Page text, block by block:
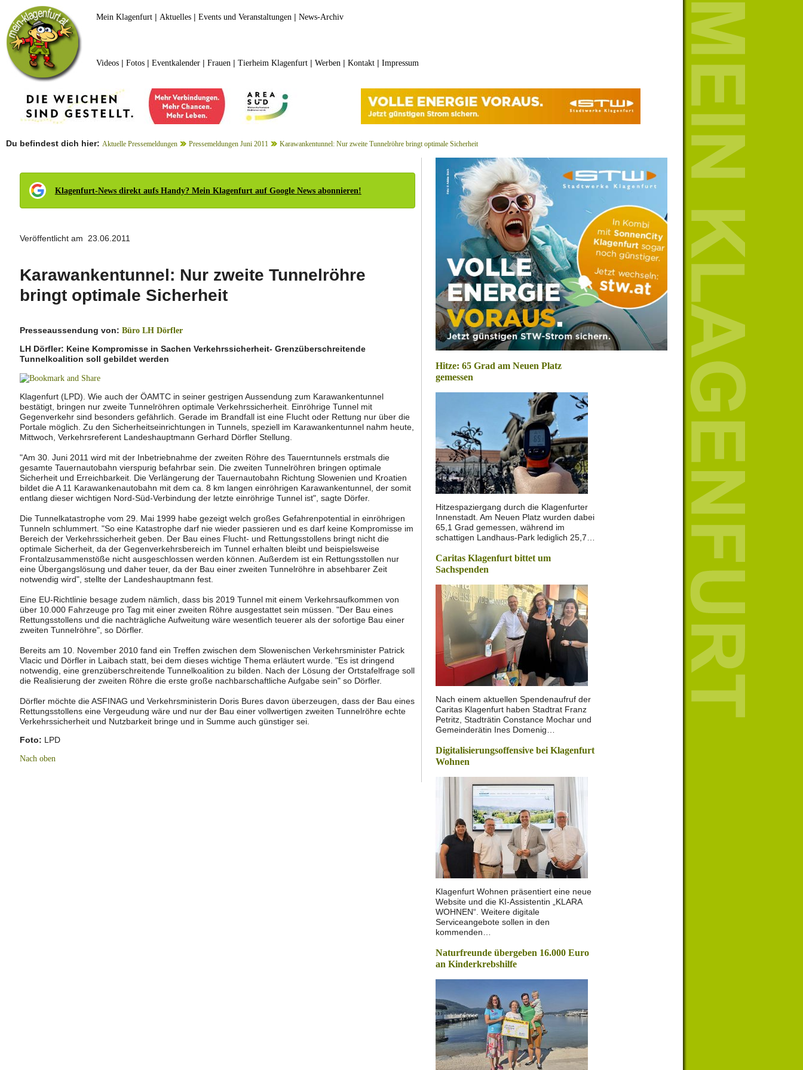
Mein Klagenfurt| Aktuelles| Events und Veranstaltungen | News-Archiv
Videos| Fotos| Eventkalender| Frauen | Tierheim Klagenfurt| Werben | Kontakt| Impressum
Du befindest dich hier: Aktuelle Pressemeldungen Pressemeldungen Juni 2011 Karawankentunnel: Nur zweite Tunnelröhre bringt optimale Sicherheit
Klagenfurt-News direkt aufs Handy? Mein Klagenfurt auf Google News abonnieren!
Veröffentlicht am 23.06.2011
Karawankentunnel: Nur zweite Tunnelröhre
bringt optimale Sicherheit
Presseaussendung von: Büro LH Dörfler
LH Dörfler: Keine Kompromisse in Sachen Verkehrssicherheit- Grenzüberschreitende
Tunnelkoalition soll gebildet werden
Klagenfurt (LPD). Wie auch der ÖAMTC in seiner gestrigen Aussendung zum Karawankentunnel
bestätigt, bringen nur zweite Tunnelröhren optimale Verkehrssicherheit. Einröhrige Tunnel mit
Gegenverkehr sind besonders gefährlich. Gerade im Brandfall ist eine Flucht oder Rettung nur über die
Portale möglich. Zu den Sicherheitseinrichtungen in Tunnels, speziell im Karawankentunnel nahm heute,
Mittwoch, Verkehrsreferent Landeshauptmann Gerhard Dörfler Stellung.
"Am 30. Juni 2011 wird mit der Inbetriebnahme der zweiten Röhre des Tauerntunnels erstmals die
gesamte Tauernautobahn vierspurig befahrbar sein. Die zweiten Tunnelröhren bringen optimale
Sicherheit und Erreichbarkeit. Die Verlängerung der Tauernautobahn Richtung Slowenien und Kroatien
bildet die A 11 Karawankenautobahn mit dem ca. 8 km langen einröhrigen Karawankentunnel, der somit
entlang dieser wichtigen Nord-Süd-Verbindung der letzte einröhrige Tunnel ist", sagte Dörfer.
Die Tunnelkatastrophe vom 29. Mai 1999 habe gezeigt welch großes Gefahrenpotential in einröhrigen
Tunneln schlummert. "So eine Katastrophe darf nie wieder passieren und es darf keine Kompromisse im
Bereich der Verkehrssicherheit geben. Der Bau eines Flucht- und Rettungsstollens bringt nicht die
optimale Sicherheit, da der Gegenverkehrsbereich im Tunnel erhalten bleibt und beispielsweise
Frontalzusammenstöße nicht ausgeschlossen werden können. Außerdem ist ein Rettungsstollen nur
eine Übergangslösung und daher teuer, da der Bau einer zweiten Tunnelröhre in absehbarer Zeit
notwendig wird", stellte der Landeshauptmann fest.
Eine EU-Richtlinie besage zudem nämlich, dass bis 2019 Tunnel mit einem Verkehrsaufkommen von
über 10.000 Fahrzeuge pro Tag mit einer zweiten Röhre ausgestattet sein müssen. "Der Bau eines
Rettungsstollens und die nachträgliche Aufweitung wäre wesentlich teuerer als der sofortige Bau einer
zweiten Tunnelröhre", so Dörfler.
Bereits am 10. November 2010 fand ein Treffen zwischen dem Slowenischen Verkehrsminister Patrick
Vlacic und Dörfler in Laibach statt, bei dem dieses wichtige Thema erläutert wurde. "Es ist dringend
notwendig, eine grenzüberschreitende Tunnelkoalition zu bilden. Nach der Lösung der Ortstafelfrage soll
die Realisierung der zweiten Röhre die erste große nachbarschaftliche Aufgabe sein" so Dörfler.
Dörfler möchte die ASFINAG und Verkehrsministerin Doris Bures davon überzeugen, dass der Bau eines
Rettungsstollens eine Vergeudung wäre und nur der Bau einer vollwertigen zweiten Tunnelröhre echte
Verkehrssicherheit und Nutzbarkeit bringe und in Summe auch günstiger sei.
Foto: LPD
Nach oben
Hitze: 65 Grad am Neuen Platz
gemessen
Hitzespaziergang durch die Klagenfurter
Innenstadt. Am Neuen Platz wurden dabei
65,1 Grad gemessen, während im
schattigen Landhaus-Park lediglich 25,7…
Caritas Klagenfurt bittet um
Sachspenden
Nach einem aktuellen Spendenaufruf der
Caritas Klagenfurt haben Stadtrat Franz
Petritz, Stadträtin Constance Mochar und
Gemeinderätin Ines Domenig…
Digitalisierungsoffensive bei Klagenfurt
Wohnen
Klagenfurt Wohnen präsentiert eine neue
Website und die KI-Assistentin „KLARA
WOHNEN“. Weitere digitale
Serviceangebote sollen in den
kommenden…
Naturfreunde übergeben 16.000 Euro
an Kinderkrebshilfe